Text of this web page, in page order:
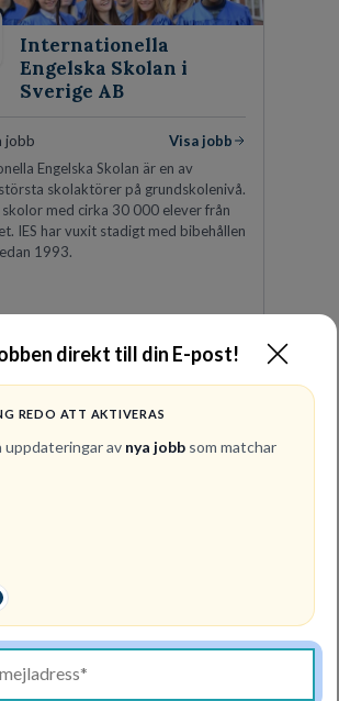
direkt till din E-post!
REDO ATT AKTIVERAS
uppdateringar av nya jobb som matchar
Internationella
Engelska Skolan i
Sverige AB
jobb
Visa jobb
Engelska Skolan är en av
skolaktörer på grundskolenivå.
med cirka 30 000 elever från
IES har vuxit stadigt med bibehållen
1993.
Besök profil
GRUNDSKOLEUTBILDNING